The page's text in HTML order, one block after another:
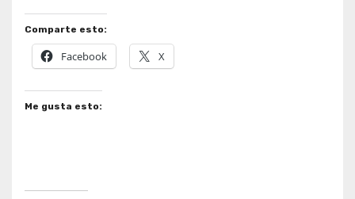
Comparte esto:
Facebook X
Me gusta esto: